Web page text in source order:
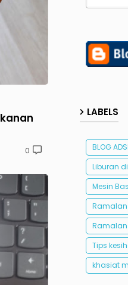
0
LABELS
BLOG
Liburan
Mesin
Tips
khasiat